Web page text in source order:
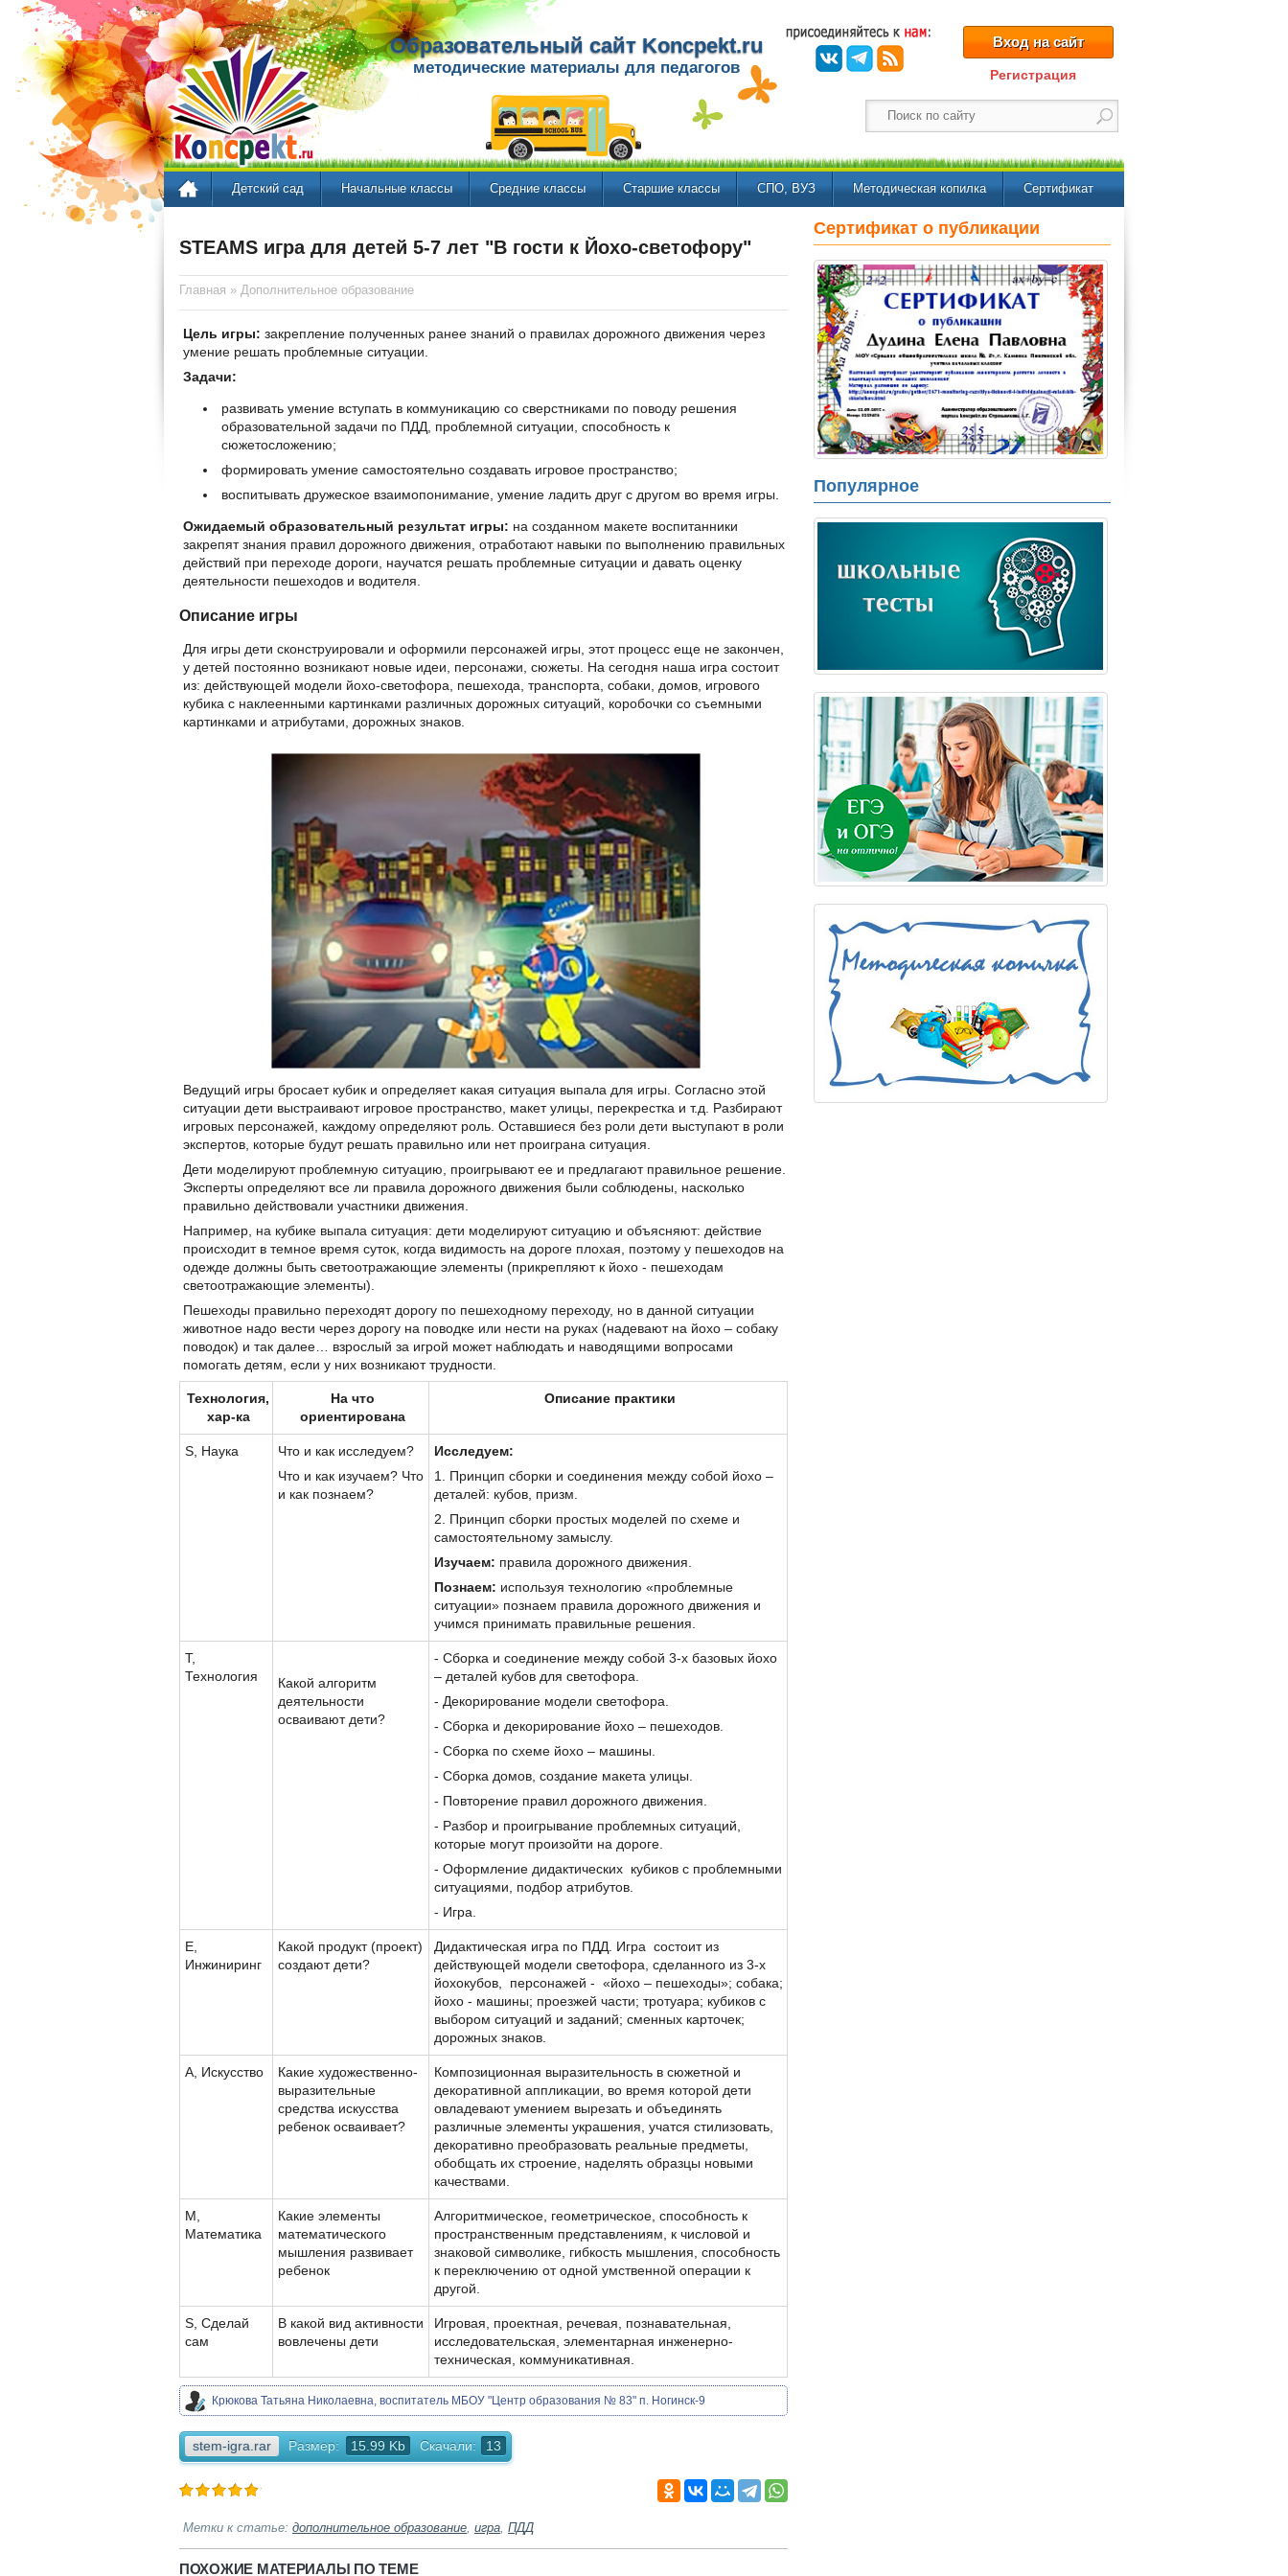
Образовательный сайт Koncpekt.ru
методические материалы для педагогов
Вход на сайт
Регистрация
Детский сад Начальные классы Средние классы Старшие классы СПО, ВУЗ Методическая копилка Сертификат
STEAMS игра для детей 5-7 лет "В гости к Йохо-светофору"
Главная » Дополнительное образование
Цель игры: закрепление полученных ранее знаний о правилах дорожного движения через
умение решать проблемные ситуации.
Задачи:
развивать умение вступать в коммуникацию со сверстниками по поводу решения
образовательной задачи по ПДД, проблемной ситуации, способность к
сюжетосложению;
формировать умение самостоятельно создавать игровое пространство;
воспитывать дружеское взаимопонимание, умение ладить друг с другом во время игры.
Ожидаемый образовательный результат игры: на созданном макете воспитанники
закрепят знания правил дорожного движения, отработают навыки по выполнению правильных
действий при переходе дороги, научатся решать проблемные ситуации и давать оценку
деятельности пешеходов и водителя.
Описание игры
Для игры дети сконструировали и оформили персонажей игры, этот процесс еще не закончен,
у детей постоянно возникают новые идеи, персонажи, сюжеты. На сегодня наша игра состоит
из: действующей модели йохо-светофора, пешехода, транспорта, собаки, домов, игрового
кубика с наклеенными картинками различных дорожных ситуаций, коробочки со съемными
картинками и атрибутами, дорожных знаков.
Ведущий игры бросает кубик и определяет какая ситуация выпала для игры. Согласно этой
ситуации дети выстраивают игровое пространство, макет улицы, перекрестка и т.д. Разбирают
игровых персонажей, каждому определяют роль. Оставшиеся без роли дети выступают в роли
экспертов, которые будут решать правильно или нет проиграна ситуация.
Дети моделируют проблемную ситуацию, проигрывают ее и предлагают правильное решение.
Эксперты определяют все ли правила дорожного движения были соблюдены, насколько
правильно действовали участники движения.
Например, на кубике выпала ситуация: дети моделируют ситуацию и объясняют: действие
происходит в темное время суток, когда видимость на дороге плохая, поэтому у пешеходов на
одежде должны быть светоотражающие элементы (прикрепляют к йохо - пешеходам
светоотражающие элементы).
Пешеходы правильно переходят дорогу по пешеходному переходу, но в данной ситуации
животное надо вести через дорогу на поводке или нести на руках (надевают на йохо – собаку
поводок) и так далее… взрослый за игрой может наблюдать и наводящими вопросами
помогать детям, если у них возникают трудности.
Технология,
хар-ка
На что
ориентирована
Описание практики
S, Наука
Что и как исследуем?
Что и как изучаем? Что
и как познаем?
Исследуем:
1. Принцип сборки и соединения между собой йохо –
деталей: кубов, призм.
2. Принцип сборки простых моделей по схеме и
самостоятельному замыслу.
Изучаем: правила дорожного движения.
Познаем: используя технологию «проблемные
ситуации» познаем правила дорожного движения и
учимся принимать правильные решения.
T,
Технология
Какой алгоритм
деятельности
осваивают дети?
- Сборка и соединение между собой 3-х базовых йохо
– деталей кубов для светофора.
- Декорирование модели светофора.
- Сборка и декорирование йохо – пешеходов.
- Сборка по схеме йохо – машины.
- Сборка домов, создание макета улицы.
- Повторение правил дорожного движения.
- Разбор и проигрывание проблемных ситуаций,
которые могут произойти на дороге.
- Оформление дидактических кубиков с проблемными
ситуациями, подбор атрибутов.
- Игра.
Е,
Инжиниринг
Какой продукт (проект)
создают дети?
Дидактическая игра по ПДД. Игра состоит из
действующей модели светофора, сделанного из 3-х
йохокубов, персонажей - «йохо – пешеходы»; собака;
йохо - машины; проезжей части; тротуара; кубиков с
выбором ситуаций и заданий; сменных карточек;
дорожных знаков.
А, Искусство
Какие художественно-
выразительные
средства искусства
ребенок осваивает?
Композиционная выразительность в сюжетной и
декоративной аппликации, во время которой дети
овладевают умением вырезать и объединять
различные элементы украшения, учатся стилизовать,
декоративно преобразовать реальные предметы,
обобщать их строение, наделять образцы новыми
качествами.
М,
Математика
Какие элементы
математического
мышления развивает
ребенок
Алгоритмическое, геометрическое, способность к
пространственным представлениям, к числовой и
знаковой символике, гибкость мышления, способность
к переключению от одной умственной операции к
другой.
S, Сделай
сам
В какой вид активности
вовлечены дети
Игровая, проектная, речевая, познавательная,
исследовательская, элементарная инженерно-
техническая, коммуникативная.
Крюкова Татьяна Николаевна, воспитатель МБОУ "Центр образования № 83" п. Ногинск-9
stem-igra.rar Размер: 15.99 Kb Скачали: 13
Метки к статье: дополнительное образование, игра, ПДД
ПОХОЖИЕ МАТЕРИАЛЫ ПО ТЕМЕ
Сертификат о публикации
Популярное